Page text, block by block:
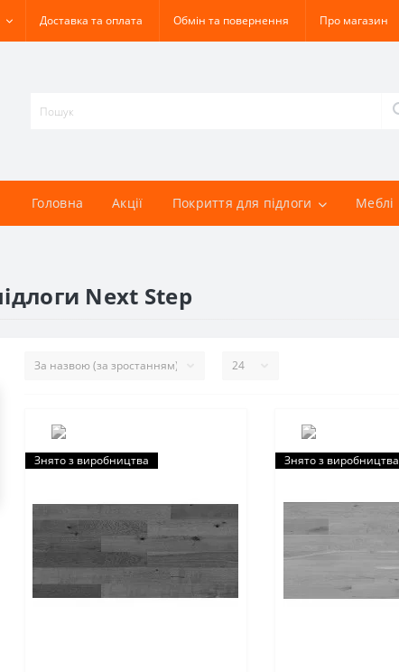
Доставка та оплата Обмін та повернення Про магазин
Головна Акції Покриття для підлоги Меблі
Next Step
Знято з виробництва Знято з виробництва